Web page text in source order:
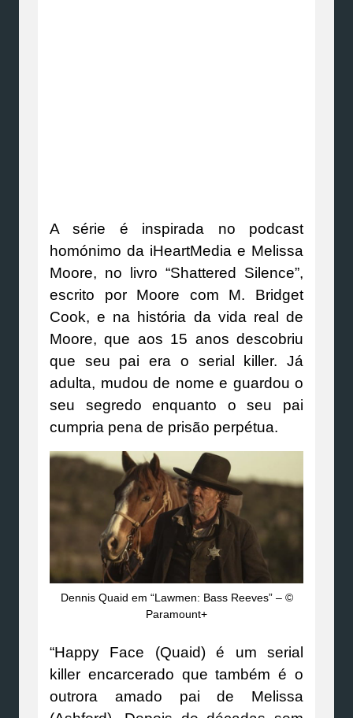
A série é inspirada no podcast
homónimo da iHeartMedia e Melissa
Moore, no livro “Shattered Silence”,
escrito por Moore com M. Bridget
Cook, e na história da vida real de
Moore, que aos 15 anos descobriu
que seu pai era o serial killer. Já
adulta, mudou de nome e guardou o
seu segredo enquanto o seu pai
cumpria pena de prisão perpétua.
Dennis Quaid em “Lawmen: Bass Reeves” – ©
Paramount+
“Happy Face (Quaid) é um serial
killer encarcerado que também é o
outrora amado pai de Melissa